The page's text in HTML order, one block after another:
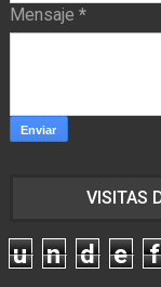
Mensaje *
VISITAS
u n d e f